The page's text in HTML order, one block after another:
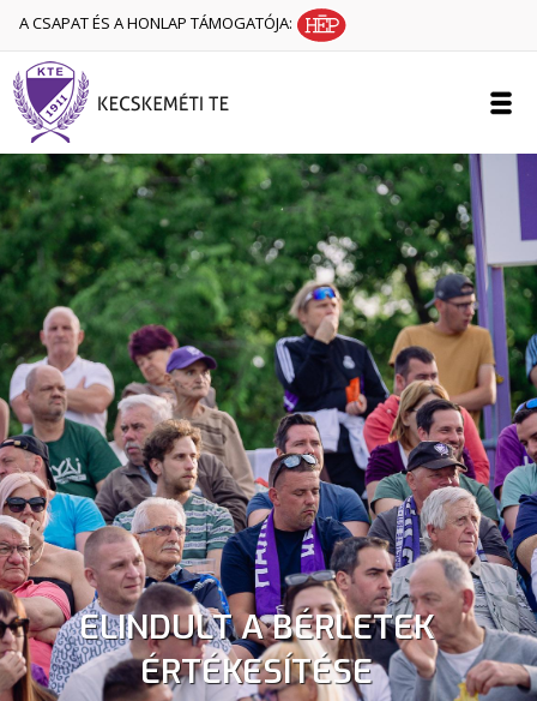
A CSAPAT ÉS A HONLAP TÁMOGATÓJA:
ELINDULT A BÉRLETEK
ÉRTÉKESÍTÉSE